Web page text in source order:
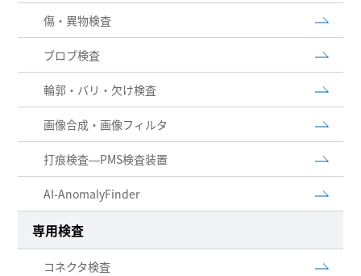
傷・異物検査
ブロブ検査
輪郭・バリ・欠け検査
画像合成・画像フィルタ
打痕検査―PMS検査装置
AI-AnomalyFinder
専用検査
コネクタ検査